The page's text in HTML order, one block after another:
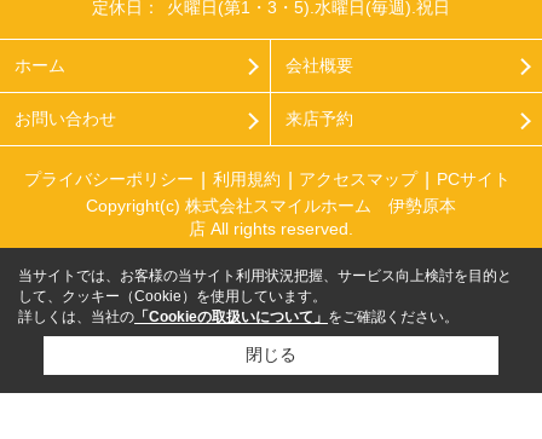
定休日：
火曜日(第1・3・5).水曜日(毎週).祝日
ホーム 会社概要
お問い合わせ 来店予約
プライバシーポリシー 利用規約 アクセスマップ
PCサイト
Copyright(c) 株式会社スマイルホーム 伊勢原本
店 All rights reserved.
当サイトでは、お客様の当サイト利用状況把握、サービス向上検討を目的と
して、クッキー（Cookie）を使用しています。
詳しくは、当社の 「Cookieの取扱いについて」 をご確認ください。
閉じる